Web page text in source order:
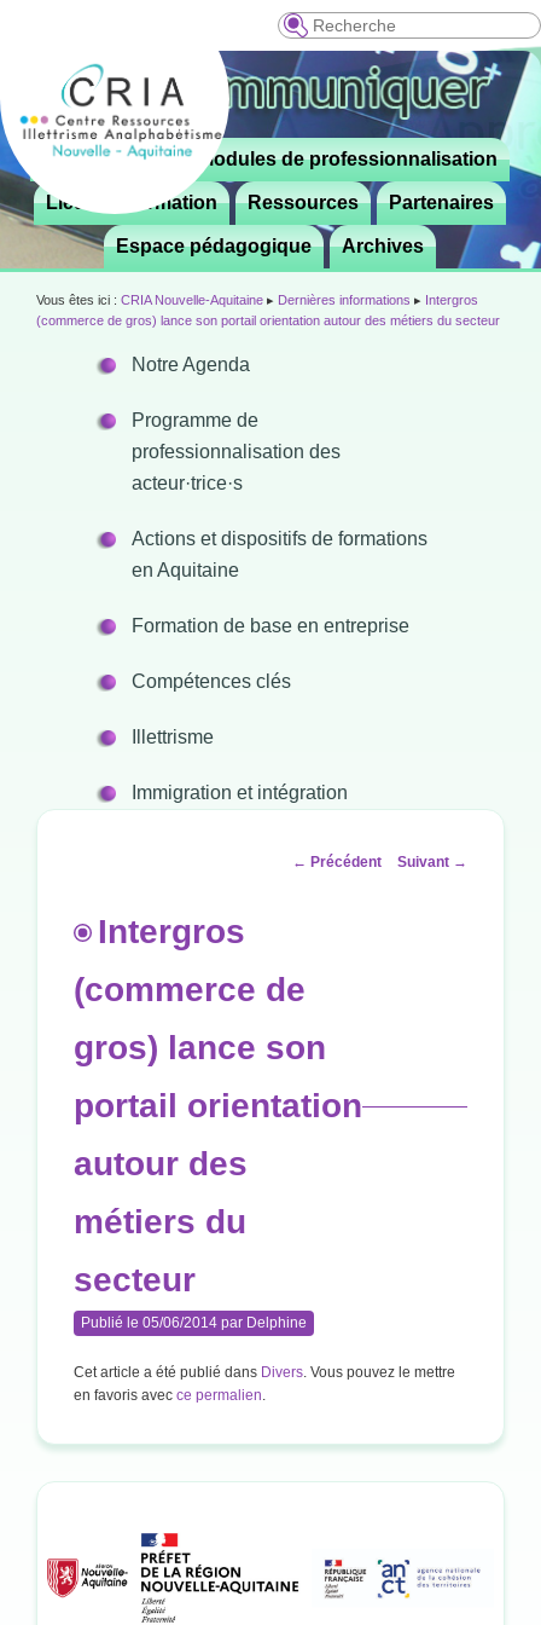
Recherche
Menu
principal
Aller
contenu
principal
 Le CRIA Modules de professionnalisation
Lieux de formation Ressources Partenaires
Espace pédagogique Archives
Vous êtes ici : CRIA Nouvelle-Aquitaine ▸ Dernières informations ▸ Intergros
(commerce de gros) lance son portail orientation autour des métiers du secteur
Notre Agenda
Programme de
professionnalisation des
acteur·trice·s
Actions et dispositifs de formations
en Aquitaine
Formation de base en entreprise
Compétences clés
Illettrisme
Immigration et intégration
Navigation
← Précédent Suivant →
Intergros
(commerce de
gros) lance son
portail orientation
autour des
métiers du
secteur
Publié le 05/06/2014 par Delphine
Cet article a été publié dans Divers. Vous pouvez le mettre
en favoris avec ce permalien.